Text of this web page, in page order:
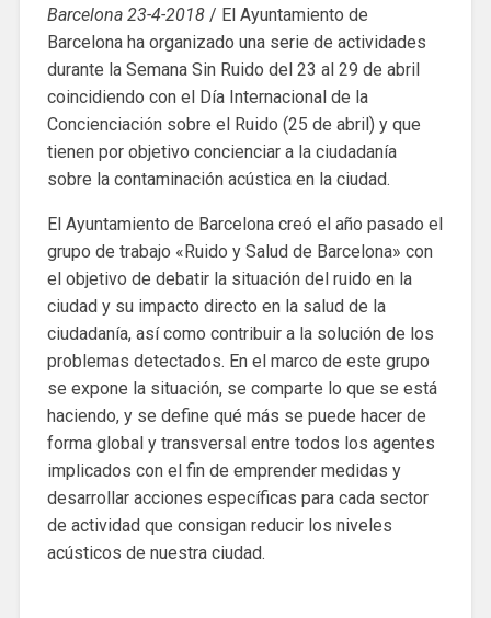
Barcelona 23-4-2018/ El Ayuntamiento de
Barcelona ha organizado una serie de actividades
durante la Semana Sin Ruido del 23 al 29 de abril
coincidiendo con el Día Internacional de la
Concienciación sobre el Ruido (25 de abril) y que
tienen por objetivo concienciar a la ciudadanía
sobre la contaminación acústica en la ciudad.
El Ayuntamiento de Barcelona creó el año pasado el
grupo de trabajo «Ruido y Salud de Barcelona» con
el objetivo de debatir la situación del ruido en la
ciudad y su impacto directo en la salud de la
ciudadanía, así como contribuir a la solución de los
problemas detectados. En el marco de este grupo
se expone la situación, se comparte lo que se está
haciendo, y se define qué más se puede hacer de
forma global y transversal entre todos los agentes
implicados con el fin de emprender medidas y
desarrollar acciones específicas para cada sector
de actividad que consigan reducir los niveles
acústicos de nuestra ciudad.